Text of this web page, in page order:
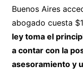
Buenos Aires
abogado cuesta
ley toma el
a contar con la
asesoramiento y